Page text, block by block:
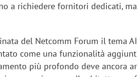
a richiedere fornitori dedicati,
del Netcomm Forum il tema
come una funzionalità
più profondo deve ancora